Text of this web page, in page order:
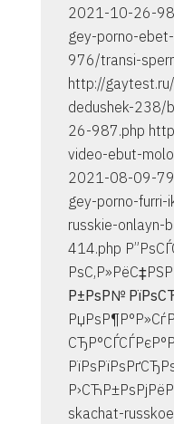
2021-10-26-
gey-porno-
976/transi-
http://
dedushek-
26-987.php
video-ebut-
2021-08-09-
gey-porno-
russkie-
414.php
Р±РѕР№
skachat-